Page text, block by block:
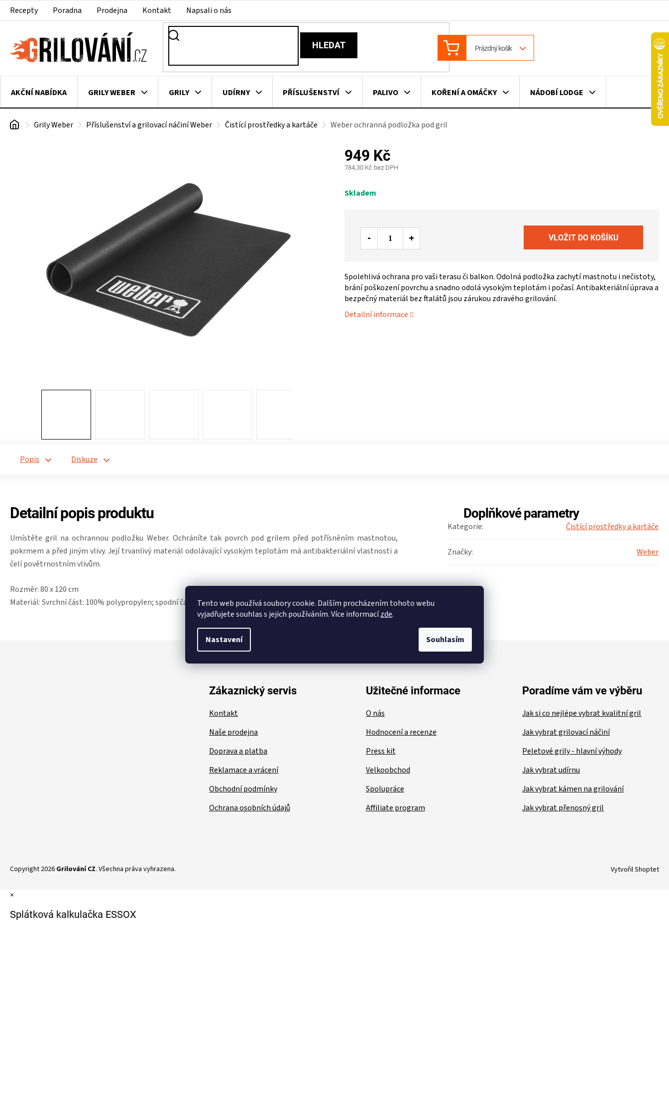
Tento web používá soubory cookie. Dalším procházením tohoto webu
vyjadřujete souhlas s jejich používáním. Více informacízde.
Nastavení Souhlasím
PřejítRecepty Poradna Prodejna Kontakt Napsali o nás
HLEDAT NÁKUPNÍ
KOŠÍK
Prázdný košík
AKČNÍ NABÍDKA GRILY WEBER GRILY UDÍRNY PŘÍSLUŠENSTVÍ PALIVO KOŘENÍ A OMÁČKY NÁDOBÍ LODGE
VAKUOVAČKY LEDNICE NA ZRÁNÍ MASA VENKOVNÍ KUCHYNĚ KNIHY O GRILOVÁNÍ HAVAJSKÉ KOŠILE
DomůGrily Weber Příslušenství a grilovací náčiní Weber Čistící prostředky a kartáče Weber ochranná podložka pod gril
949 Kč
784,30 Kč bez DPH
cena:
Skladem
Spolehlivá ochrana pro vaši terasu či balkon. Odolná podložka zachytí mastnotu i nečistoty,
brání poškození povrchu a snadno odolá vysokým teplotám i počasí. Antibakteriální úprava a
bezpečný materiál bez ftalátů jsou zárukou zdravého grilování.
Detailní informace
Popis Diskuze
Detailní popis produktu
Umístěte gril na ochrannou podložku Weber. Ochráníte tak povrch pod grilem před potřísněním mastnotou,
pokrmem a před jiným vlivy. Její trvanlivý materiál odolávající vysokým teplotám má antibakteriální vlastnosti a
čelí povětrnostním vlivům.
Rozměr: 80 x 120 cm
Materiál: Svrchní část: 100% polypropylen; spodní část: pryžový materiál PVC bez ftalátů
Doplňkové parametry
Kategorie: Čistící prostředky a kartáče
Značky: Weber
Zákaznický servis
Kontakt
Naše prodejna
Doprava a platba
Reklamace a vrácení
Obchodní podmínky
Ochrana osobních údajů
Užitečné informace
O nás
Hodnocení a recenze
Press kit
Velkoobchod
Spolupráce
Affiliate program
Poradíme vám ve výběru
Jak si co nejlépe vybrat kvalitní gril
Jak vybrat grilovací náčiní
Peletové grily - hlavní výhody
Jak vybrat udírnu
Jak vybrat kámen na grilování
Jak vybrat přenosný gril
Vytvořil Shoptet
Copyright 2026 Grilování CZ. Všechna práva vyhrazena.
×
Splátková kalkulačka ESSOX